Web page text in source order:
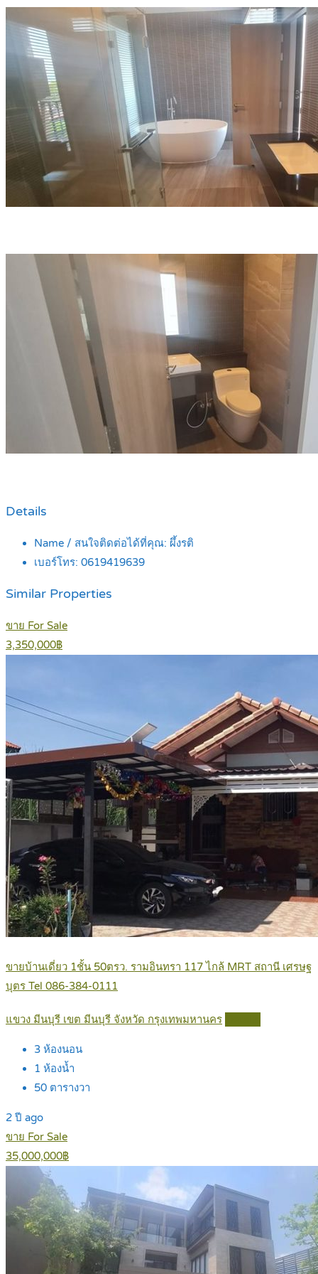
Details
Name / สนใจติดต่อได้ที่คุณ: ผึ้งรติ
เบอร์โทร: 0619419639
Similar Properties
ขาย For Sale
3,350,000฿
ขายบ้านเดี่ยว 1ชั้น 50ตรว. รามอินทรา 117 ไกล้ MRT สถานี เศรษฐ
บุตร Tel 086-384-0111
แขวง มีนบุรี เขต มีนบุรี จังหวัด กรุงเทพมหานคร
3 ห้องนอน
1 ห้องน้ำ
50 ตารางวา
2 ปี ago
ขาย For Sale
35,000,000฿